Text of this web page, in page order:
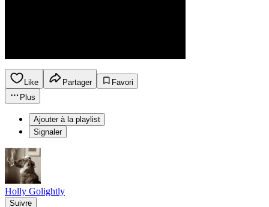
Like Partager
Favori
Plus
Ajouter à la playlist
Signaler
Holly Golightly
Suivre